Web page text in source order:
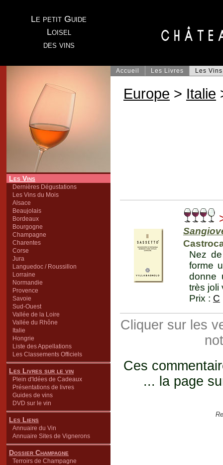
Le petit Guide
Loisel
des vins
Les Vins
Dernières Dégustations
Les Vins du Mois
Alsace
Beaujolais
Bordeaux
Bourgogne
Champagne
Charentes
Corse
Jura
Languedoc / Roussillon
Lorraine
Normandie
Provence
Savoie
Sud-Ouest
Vallée de la Loire
Vallée du Rhône
Italie
Hongrie
Liste des Appellations
Les Classements Officiels
Les Livres sur le vin
Plein d'Idées de Cadeaux
Présentations de livres
Guides de vins
DVD sur le vin
Les Liens
Annuaire du Vin
Annuaire Sites de Vignerons
Dossier Champagne
Terroirs de Champagne
Accueil Les Livres Les Vins
Europe > Italie
Nez
forme
donne
très joli
Prix : C
Cliquer sur les
Ces
... la page